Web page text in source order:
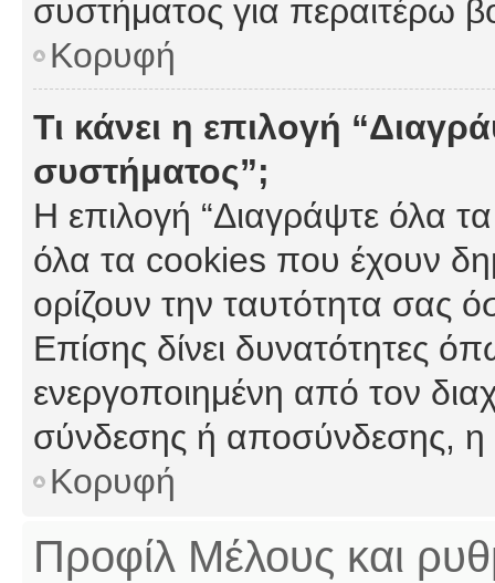
συστήματος για περαιτέρω
Κορυφή
Τι κάνει η επιλογή
συστήματος”;
Η επιλογή “Διαγράψτε όλα
όλα τα cookies που έχουν
ορίζουν την ταυτότητα σας
Επίσης δίνει δυνατότητες
ενεργοποιημένη από τον
σύνδεσης ή αποσύνδεσης, η
Κορυφή
Προφίλ Μέλους και